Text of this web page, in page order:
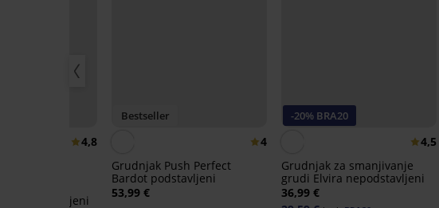
4,8
podstavljeni
Bestseller
4
Grudnjak Push Perfect
Bardot podstavljeni
53,99 €
-20% BRA20
4,5
Grudnjak za smanjivanje
grudi Elvira nepodstavljeni
36,99 €